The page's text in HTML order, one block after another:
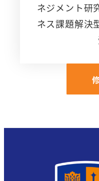
ネジメント研
ネス課題解決